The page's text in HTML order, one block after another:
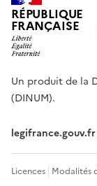
RÉPUBLIQUE
FRANÇAISE
Un produit de la
(DINUM).
legifrance.gouv.fr
Licences Modalités